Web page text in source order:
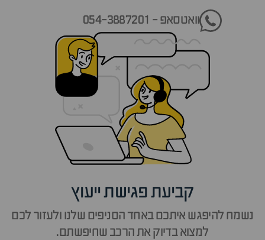
וואטסאפ - 054-3887201
קביעת פגישת ייעוץ
נשמח להיפגש איתכם באחד הסניפים שלנו ולעזור לכם
למצוא בדיוק את הרכב שחיפשתם.